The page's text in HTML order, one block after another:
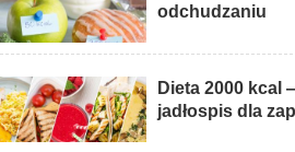
odchudzaniu
Dieta 2000 kcal
jadłospis dla